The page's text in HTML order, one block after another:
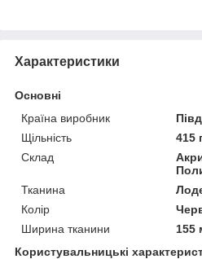
Характеристики
Основні
Країна виробник
Щільність
415
Склад
Тканина
Колір
Ширина тканини
155
Користувальницькі